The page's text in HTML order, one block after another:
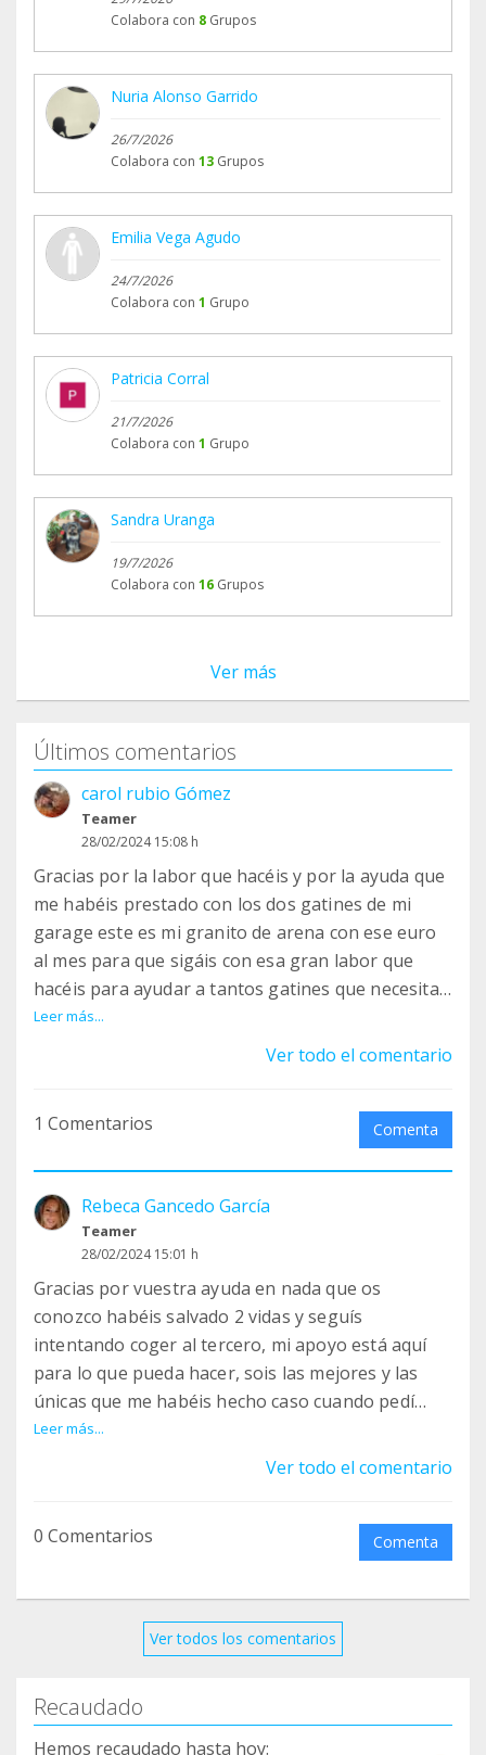
Colabora con 8 Grupos
Nuria Alonso Garrido
26/7/2026
Colabora con 13 Grupos
Emilia Vega Agudo
24/7/2026
Colabora con 1 Grupo
Patricia Corral
21/7/2026
Colabora con 1 Grupo
Sandra Uranga
19/7/2026
Colabora con 16 Grupos
Ver más
Últimos comentarios
carol rubio Gómez
Teamer
28/02/2024 15:08 h
Gracias por la labor que hacéis y por la ayuda que
me habéis prestado con los dos gatines de mi
garage este es mi granito de arena con ese euro
al mes para que sigáis con esa gran labor que
hacéis para ayudar a tantos gatines que necesitan
ayuda. ❤️
Leer más...
Ver todo el comentario
1 Comentarios Comenta
Rebeca Gancedo García
Teamer
28/02/2024 15:01 h
Gracias por vuestra ayuda en nada que os
conozco habéis salvado 2 vidas y seguís
intentando coger al tercero, mi apoyo está aquí
para lo que pueda hacer, sois las mejores y las
únicas que me habéis hecho caso cuando pedí
ayuda ha un montón de sitios.
Leer más...
Ver todo el comentario
0 Comentarios Comenta
Ver todos los comentarios
Recaudado
Hemos recaudado hasta hoy: